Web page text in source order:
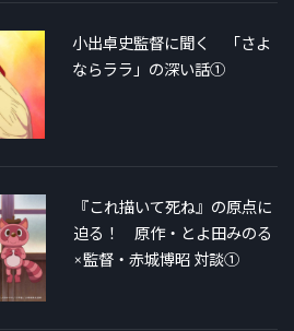
小出卓史監督に聞く 「さよ
ならララ」の深い話①
『これ描いて死ね』の原点に
迫る！ 原作・とよ田みのる
×監督・赤城博昭 対談①